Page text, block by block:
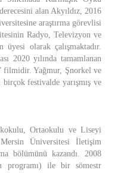
alan Akyıldız, 2016
araştırma görevlisi
Radyo, Televizyon ve
olarak çalışmaktadır.
2020 yılında tamamlanan
filmidir. Yağmur, Şnorkel ve
festivalde yarışmış ve
Ortaokulu ve Liseyi
Üniversitesi İletişim
bölümünü kazandı. 2008
programı) ile bir sömestr